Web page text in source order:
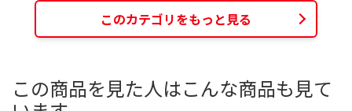
このカテゴリをもっと見る
この商品を見た人はこんな商品も見て